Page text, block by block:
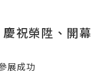
祝榮陞、開幕
展成功